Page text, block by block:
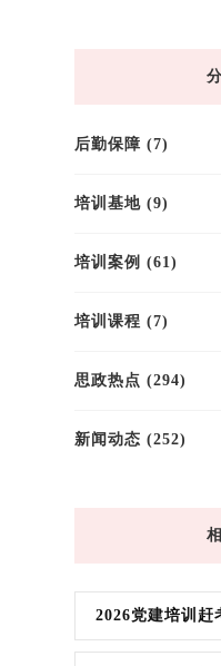
后勤保障 (7)
培训基地 (9)
培训案例 (61)
培训课程 (7)
思政热点 (294)
新闻动态 (252)
2026党建培训赶